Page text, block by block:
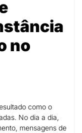
no
como o
No dia a dia,
mensagens de